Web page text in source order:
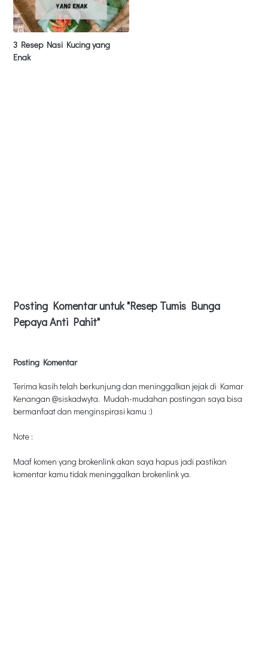
3 Resep Nasi Kucing yang
Enak
Posting Komentar untuk "Resep Tumis Bunga
Pepaya Anti Pahit"
Posting Komentar
Terima kasih telah berkunjung dan meninggalkan jejak di Kamar
Kenangan @siskadwyta. Mudah-mudahan postingan saya bisa
bermanfaat dan menginspirasi kamu :)
Note :
Maaf komen yang brokenlink akan saya hapus jadi pastikan
komentar kamu tidak meninggalkan brokenlink ya.